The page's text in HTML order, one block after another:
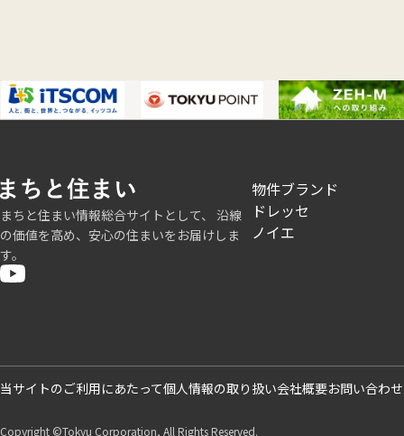
まちと住まい情報総合サイトとして、 沿線
の価値を高め、安心の住まいをお届けしま
す。
フ
ッ
タ
物件ブランド
ドレッセ
ノイエ
フ
当サイトのご利用にあたって個人情報の取り扱い会社概要お問い合わせ
Copyright ©Tokyu Corporation, All Rights Reserved.